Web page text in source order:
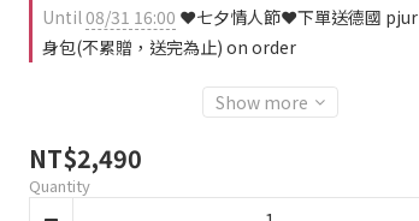
Until08/31 16:00 ❤️七夕情人節❤️下單送德國 pjur
身包(不累贈，送完為止) on order
Show more
NT$2,490
Quantity